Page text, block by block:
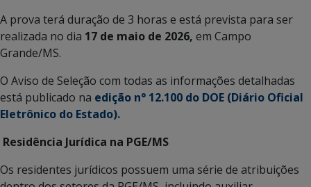
A prova terá duração de 3 horas e está prevista para ser
realizada no dia 17 de maio de 2026, em Campo
Grande/MS.
O Aviso de Seleção com todas as informações detalhadas
está publicado na edição n° 12.100 do DOE (Diário Oficial
Eletrônico do Estado).
Residência Jurídica na PGE/MS
Os residentes jurídicos possuem uma série de atribuições